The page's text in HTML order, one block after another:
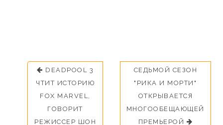
DEADPOOL 3
ЧТИТ ИСТОРИЮ
FOX MARVEL,
ГОВОРИТ
РЕЖИССЕР ШОН
СЕДЬМОЙ СЕЗОН
"РИКА И МОРТИ"
ОТКРЫВАЕТСЯ
МНОГООБЕЩАЮЩЕЙ
ПРЕМЬЕРОЙ